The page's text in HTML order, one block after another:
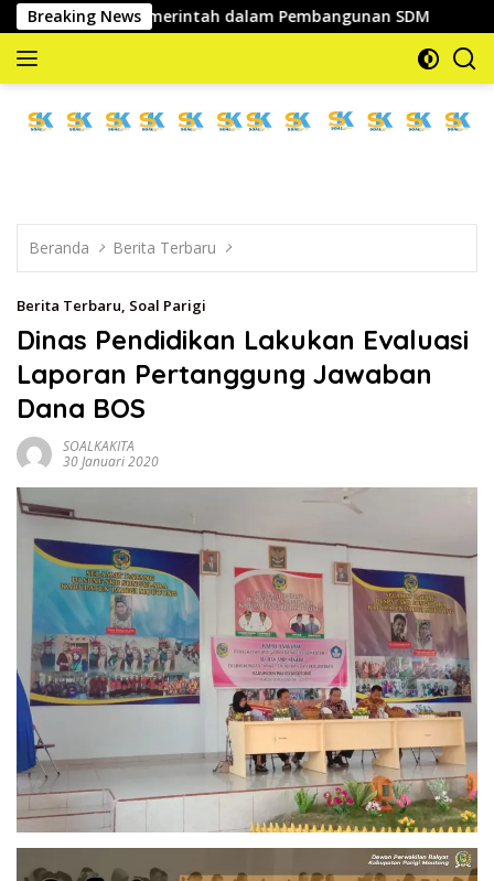
Langsung
ke
konten
Breaking News
Pemerintah dalam Pembangunan SDM Serap
mengabarkan
Beranda Berita Terbaru
Berita Terbaru, Soal Parigi
Dinas Pendidikan Lakukan Evaluasi
Laporan Pertanggung Jawaban
Dana BOS
SOALKAKITA
30 Januari 2020